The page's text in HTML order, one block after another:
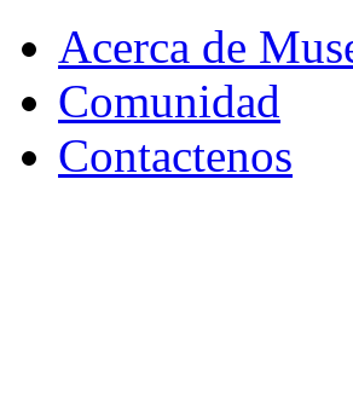
Acerca de
Comunidad
Contactenos